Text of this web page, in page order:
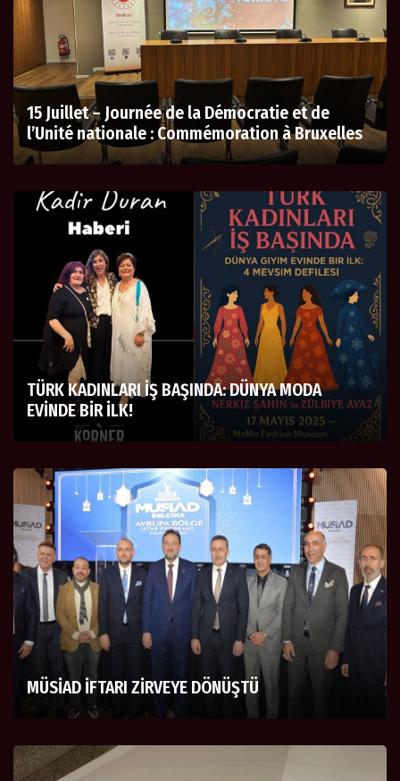
15 Juillet – Journée de la Démocratie et de
l’Unité nationale : Commémoration à Bruxelles
TÜRK KADINLARI İŞ BAŞINDA: DÜNYA MODA
EVİNDE BİR İLK!
MÜSİAD İFTARI ZİRVEYE DÖNÜŞTÜ